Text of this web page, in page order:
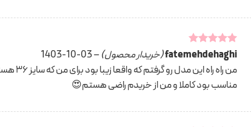
امتیاز5از
fatemehdehaghi(خریدار محصول)–
1403-10-03
مناسب بود کاملا و من از خریدم راضی هستم😍